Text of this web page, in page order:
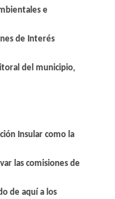
e
de Interés
del municipio,
Insular como la
las comisiones de
de aquí a los